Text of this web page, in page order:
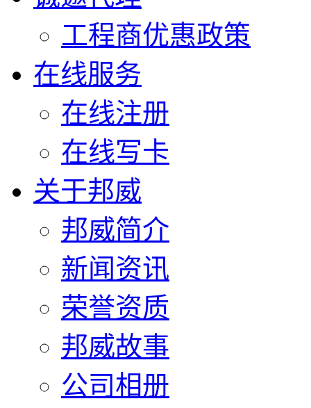
工程商优惠政策
在线服务
在线注册
在线写卡
关于邦威
邦威简介
新闻资讯
荣誉资质
邦威故事
公司相册